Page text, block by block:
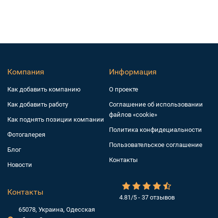
4.81/5 - 37 отзывов
Компания
Как добавить компанию
Как добавить работу
Как поднять позиции компании
Фотогалерея
Блог
Новости
Информация
О проекте
Соглашение об использовании
файлов «cookie»
Политика конфидециальности
Пользовательское соглашение
Контакты
Контакты
65078, Украина, Одесская